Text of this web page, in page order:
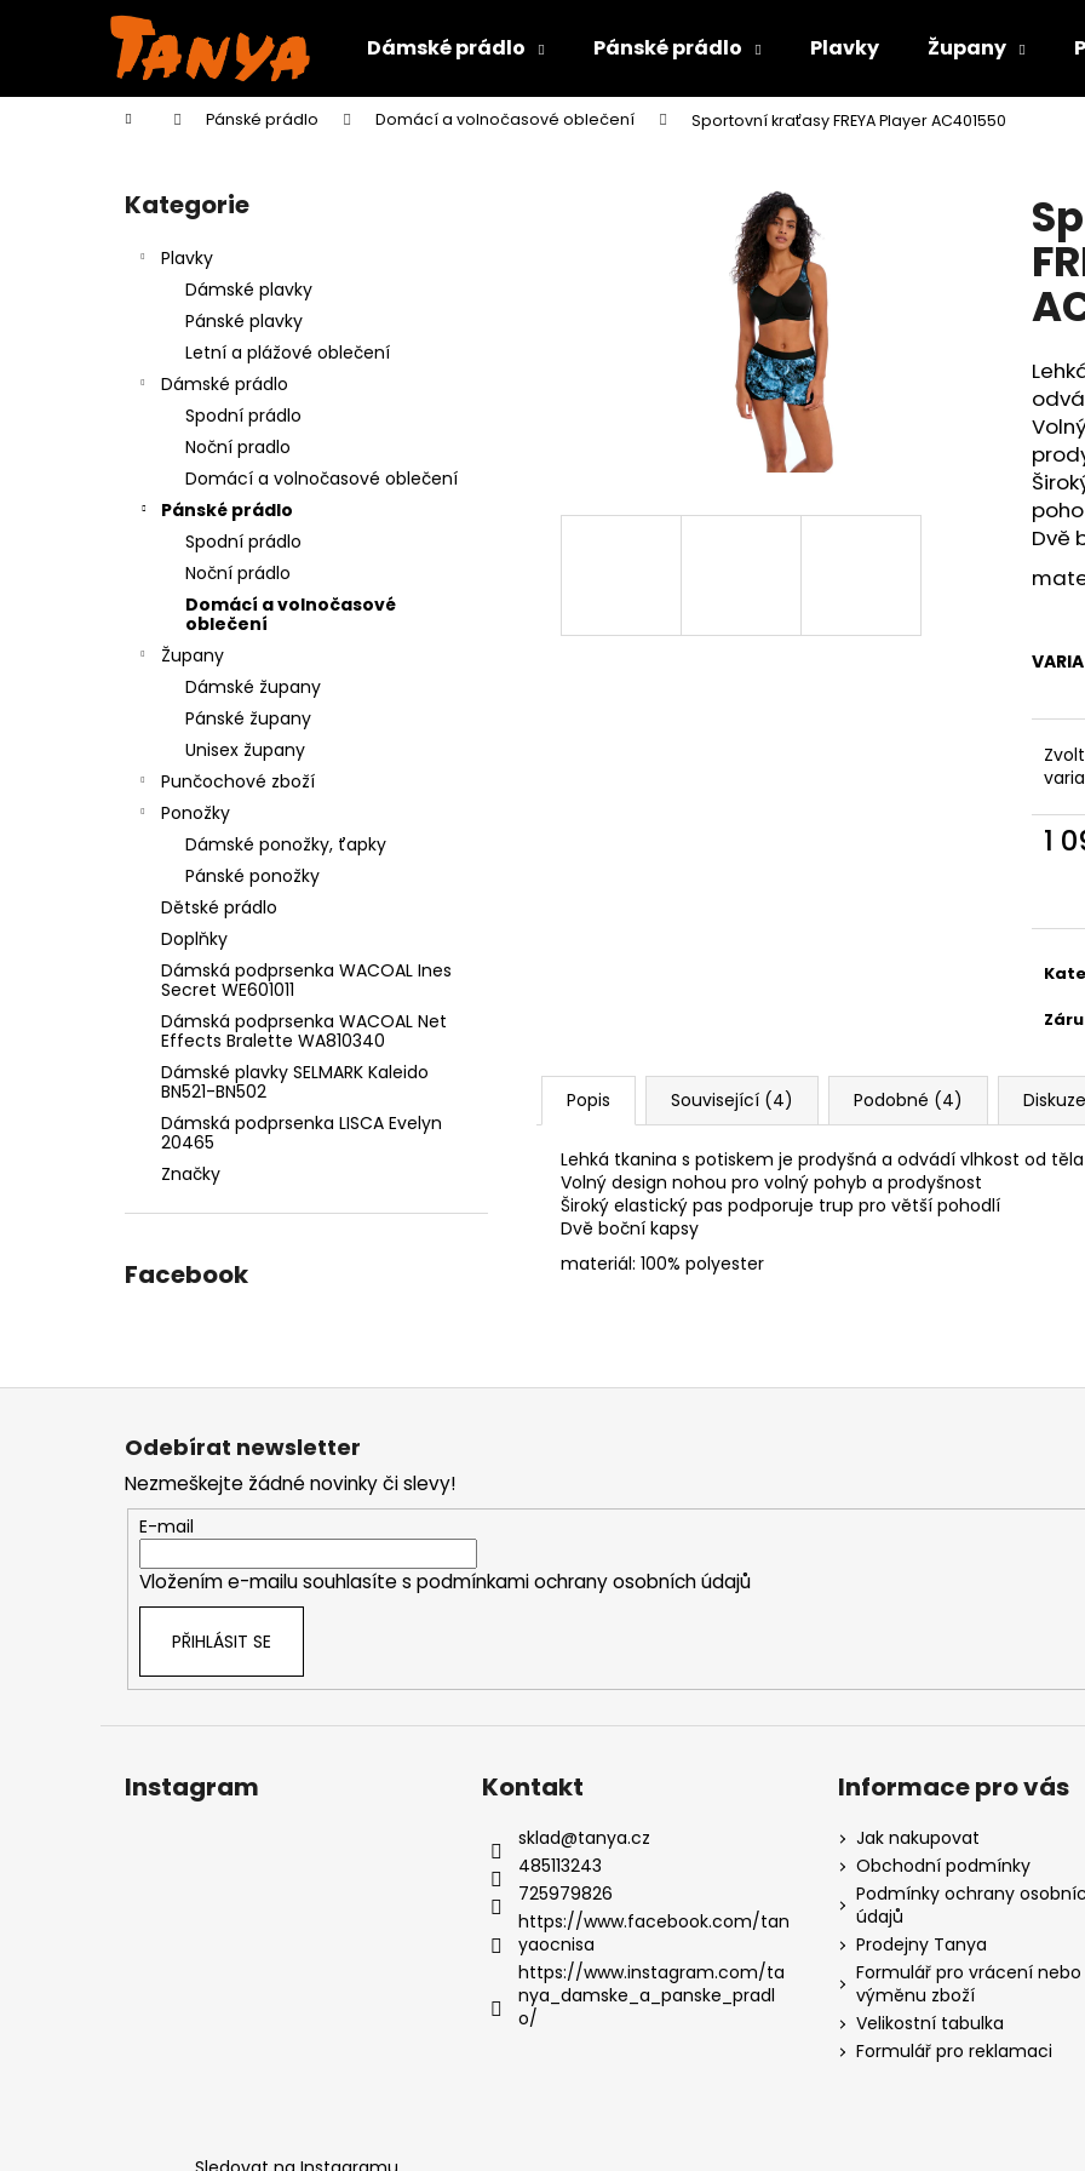
Dámské prádlo Pánské prádlo Plavky Župany
Domů Pánské prádlo Domácí a volnočasové oblečení Sportovní kraťasy FREYA Player AC401550
Přeskočit
kategorie
Kategorie
Plavky
Dámské plavky
Pánské plavky
Letní a plážové oblečení
Dámské prádlo
Spodní prádlo
Noční pradlo
Domácí a volnočasové oblečení
Pánské prádlo
Spodní prádlo
Noční prádlo
Domácí a volnočasové
oblečení
Župany
Dámské župany
Pánské župany
Unisex župany
Punčochové zboží
Ponožky
Dámské ponožky, ťapky
Pánské ponožky
Dětské prádlo
Doplňky
Dámská podprsenka WACOAL Ines
Secret WE601011
Dámská podprsenka WACOAL Net
Effects Bralette WA810340
Dámské plavky SELMARK Kaleido
BN521-BN502
Dámská podprsenka LISCA Evelyn
20465
Značky
Facebook
Dvě
1
Popis Související (4) Podobné (4) Diskuze
Lehká tkanina s potiskem je prodyšná a odvádí vlhkost od těla
Volný design nohou pro volný pohyb a prodyšnost
Široký elastický pas podporuje trup pro větší pohodlí
Dvě boční kapsy
materiál: 100% polyester
í
Zpět
do
Zpět
do
Co potřebujete najít?
Doporučujeme
Z
Odebírat newsletter
Nezmeškejte žádné novinky či slevy!
E-mail
Vložením e-mailu souhlasíte s podmínkami ochrany osobních údajů
PŘIHLÁSIT SE
Instagram Kontakt
sklad@tanya.cz
485113243
725979826
https://www.facebook.com/tan
yaocnisa
https://www.instagram.com/ta
nya_damske_a_panske_pradl
o/
Informace pro vás
Jak nakupovat
Obchodní podmínky
Podmínky ochrany
údajů
Prodejny Tanya
Formulář pro vrácení nebo
výměnu zboží
Velikostní tabulka
Formulář pro reklamaci